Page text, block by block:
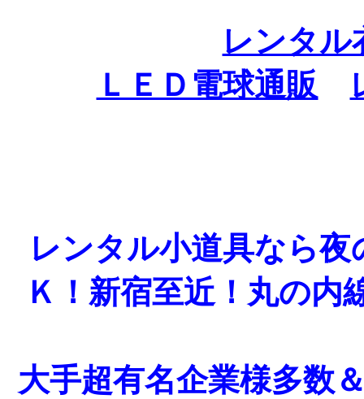
レンタル
ＬＥＤ電球通販
レンタル小道具なら
Ｋ！新宿至近！丸の内
大手超有名企業様多数